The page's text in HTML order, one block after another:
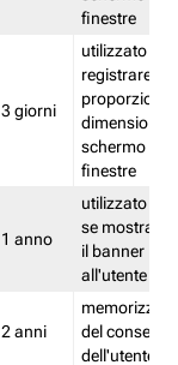
finestre
3 giorni
utilizzato per
registrare le
proporzioni
dimensioni
schermo e
finestre
1 anno
utilizzato per
se mostrare
il banner
all'utente
2 anni
memorizza
del
dell'utente